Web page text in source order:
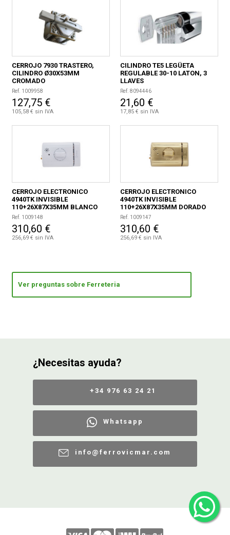
CERROJO 7930 TRASTERO,
CILINDRO Ø30X53MM
CROMADO
Ref. 1009958
127,75 €
105,58 € sin IVA
CILINDRO TE5 LEGÜETA
REGULABLE 30-10 LATON, 3
LLAVES
Ref. 8094446
21,60 €
17,85 € sin IVA
CERROJO ELECTRONICO
4940TK INVISIBLE
110+26X87X35MM BLANCO
Ref. 1009148
310,60 €
256,69 € sin IVA
CERROJO ELECTRONICO
4940TK INVISIBLE
110+26X87X35MM DORADO
Ref. 1009147
310,60 €
256,69 € sin IVA
Ver preguntas sobre Ferreteria
¿Necesitas ayuda?
+34 976 63 24 21
Whatsapp
info@ferrovicmar.com